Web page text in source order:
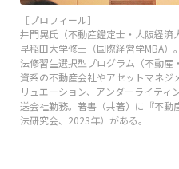
［プロフィール］
井門晃氏（不動産鑑定士・大阪経済
早稲田大学修士（国際経営学MBA
法修習生選択型プログラム（不動
資系の不動産会社やアセットマネ
リュエーション、アンダーライテ
送会社勤務。著書（共著）に『不動
法研究会、2023年）がある。